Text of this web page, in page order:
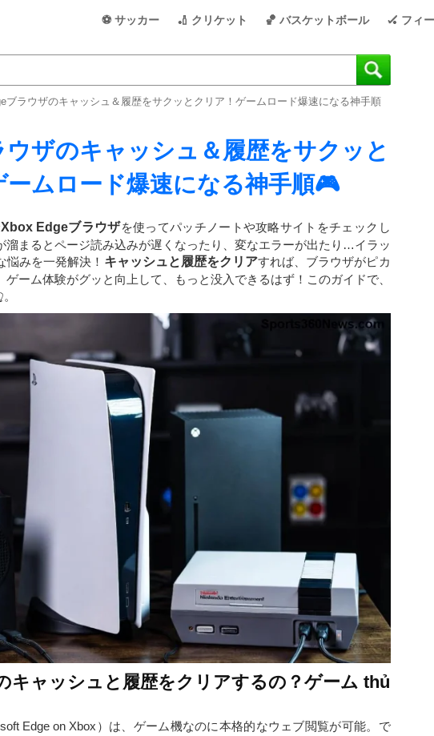
⚽ サッカー 🏏 クリケット 🏀 バスケットボール 🏑 フィ
ブラウザのキャッシュ＆履歴をサクッとクリア！ゲームロード爆速になる神手順
ザのキャッシュ＆履歴をサクッと
ームロード爆速になる神手順🎮
Xbox Edgeブラウザを使ってパッチノートや攻略サイトをチェックし
溜まるとページ読み込みが遅くなったり、変なエラーが出たり…イラッ
悩みを一発解決！ キャッシュと履歴をクリアすれば、ブラウザがピカ
ーム体験がグッと向上して、もっと没入できるはず！このガイドで、
キャッシュと履歴をクリアするの？ゲーム thủ
Edge on Xbox）は、ゲーム機なのに本格的なウェブ閲覧が可能。で